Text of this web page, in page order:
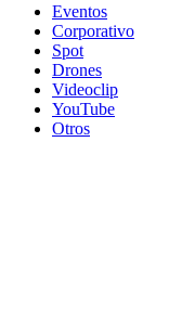
Eventos
Corporativo
Spot
Drones
Videoclip
YouTube
Otros